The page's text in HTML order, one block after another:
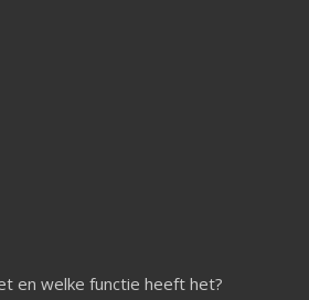
en welke functie heeft het?